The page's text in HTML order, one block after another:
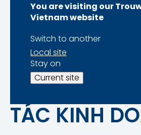
You are visiting our
Vietnam website
Switch to another
Local site
Stay on
Current site
TUYÊN BỐ
CHO DỮ LIỆU
KHÁCH
CUNG CẤP
TÁC KINH